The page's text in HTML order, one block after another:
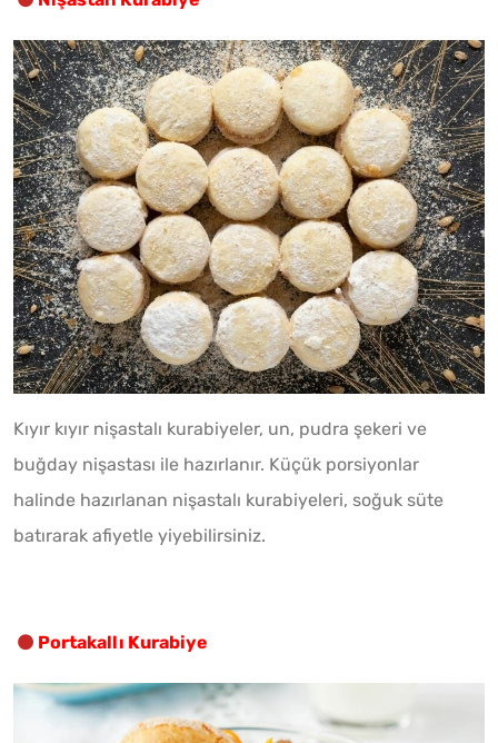
Kıyır kıyır nişastalı kurabiyeler, un, pudra şekeri ve
buğday nişastası ile hazırlanır. Küçük porsiyonlar
halinde hazırlanan nişastalı kurabiyeleri, soğuk süte
batırarak afiyetle yiyebilirsiniz.
Portakallı Kurabiye